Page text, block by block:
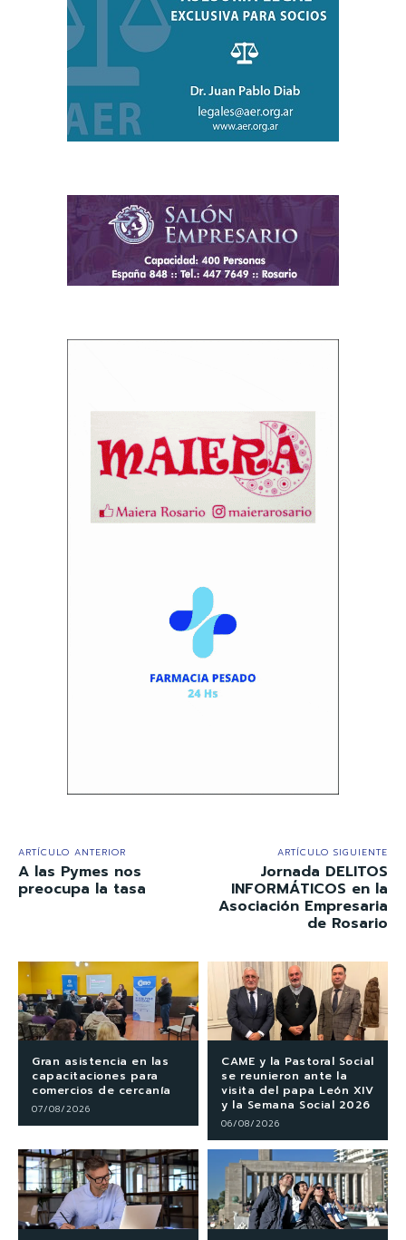
ARTÍCULO ANTERIOR
A las Pymes nos
preocupa la tasa
ARTÍCULO SIGUIENTE
Jornada DELITOS
INFORMÁTICOS en la
Asociación Empresaria
de Rosario
Gran asistencia en las
capacitaciones para
comercios de cercanía
07/08/2026
CAME y la Pastoral Social
se reunieron ante la
visita del papa León XIV
y la Semana Social 2026
06/08/2026